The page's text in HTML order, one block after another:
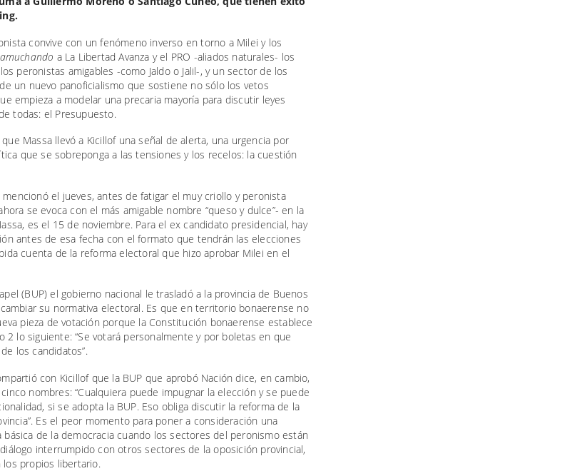
convive con un fenómeno inverso en torno a Milei y los
amuchando a La Libertad Avanza y el PRO -aliados naturales- los
peronistas amigables -como Jaldo o Jalil-, y un sector de los
un nuevo panoficialismo que sostiene no sólo los vetos
empieza a modelar una precaria mayoría para discutir leyes
todas: el Presupuesto.
Massa llevó a Kicillof una señal de alerta, una urgencia por
que se sobreponga a las tensiones y los recelos: la cuestión
mencionó el jueves, antes de fatigar el muy criollo y peronista
se evoca con el más amigable nombre “queso y dulce”- en la
es el 15 de noviembre. Para el ex candidato presidencial, hay
antes de esa fecha con el formato que tendrán las elecciones
cuenta de la reforma electoral que hizo aprobar Milei en el
(BUP) el gobierno nacional le trasladó a la provincia de Buenos
su normativa electoral. Es que en territorio bonaerense no
pieza de votación porque la Constitución bonaerense establece
2 lo siguiente: “Se votará personalmente y por boletas en que
los candidatos”.
con Kicillof que la BUP que aprobó Nación dice, en cambio,
nombres: “Cualquiera puede impugnar la elección y se puede
si se adopta la BUP. Eso obliga discutir la reforma de la
Es el peor momento para poner a consideración una
de la democracia cuando los sectores del peronismo están
interrumpido con otros sectores de la oposición provincial,
propios libertario.